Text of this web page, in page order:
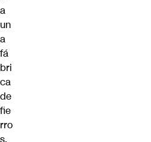
a
un
a
fá
bri
ca
de
fie
rro
s.